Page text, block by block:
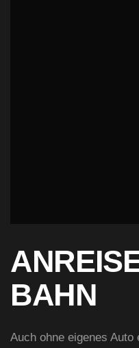
BAHN
Auch ohne eigenes